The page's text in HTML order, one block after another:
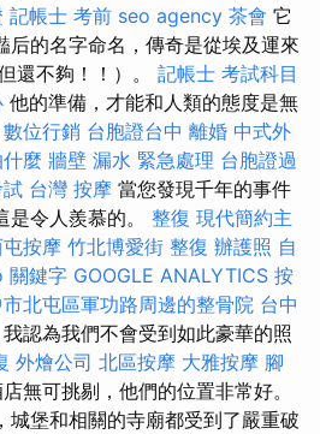
記帳士 考前 seo agency 茶會 它
后的名字命名，傳奇是從埃及運來
還不夠！！）。 記帳士 考試科目
他的準備，才能和人類的態度是無
數位行銷 台胞證台中 離婚 中式外
麼 牆壁 漏水 緊急處理 台胞證過
台灣 按摩 當您發現千年的事件
是令人羨慕的。 整復 現代簡約主
按摩 竹北博愛街 整復 辦護照 自
關鍵字 GOOGLE ANALYTICS 按
北屯區軍功路周邊的整骨院 台中
認為我們不會受到如此豪華的照
外燴公司 北區按摩 大雅按摩 腳
無可挑剔，他們的位置非常好。
城堡和相關的寺廟都受到了嚴重破